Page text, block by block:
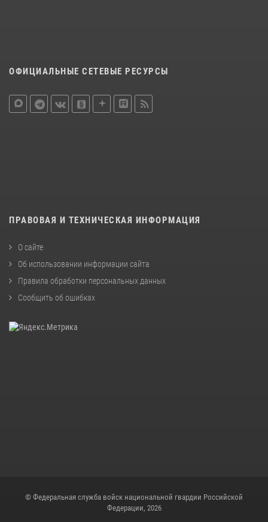
ОФИЦИАЛЬНЫЕ СЕТЕВЫЕ РЕСУРСЫ
ПРАВОВАЯ И ТЕХНИЧЕСКАЯ ИНФОРМАЦИЯ
О сайте
Об использовании информации сайта
Правила обработки персональных данных
Сообщить об ошибках
© Федеральная служба войск национальной гвардии Российской
Федерации, 2026